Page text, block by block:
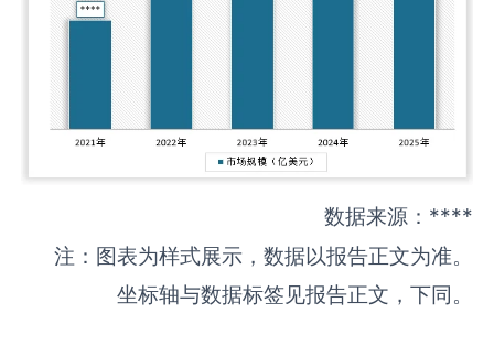
数据来源：****
注：图表为样式展示，数据以报告正文为准。
坐标轴与数据标签见报告正文，下同。